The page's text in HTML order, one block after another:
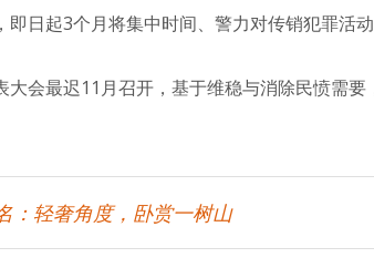
即日起3个月将集中时间、警力对传销犯罪活
大会最迟11月召开，基于维稳与消除民愤需
：轻奢角度，卧赏一树山